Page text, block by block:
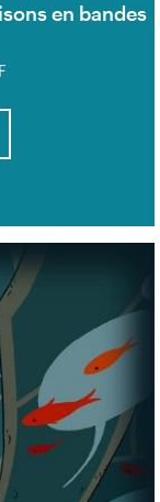
en bandes